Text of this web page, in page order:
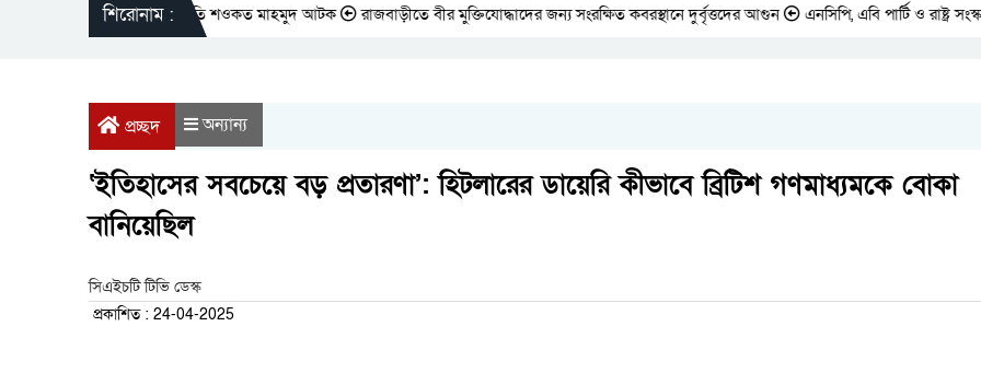
শিরোনাম :
সাবেক সভাপতি শওকত মাহমুদ আটক রাজবাড়ীতে বীর মুক্তিযোদ্ধাদের জন্য সংরক্ষিত কবরস্থানে দুর্বৃত্তদের আগুন এনসিপি, এবি পার্টি ও রাষ্ট্র সংস্কার
প্রচ্ছদ অন্যান্য
‘ইতিহাসের সবচেয়ে বড় প্রতারণা’: হিটলারের ডায়েরি কীভাবে ব্রিটিশ গণমাধ্যমকে বোকা
বানিয়েছিল
সিএইচটি টিভি ডেস্ক
প্রকাশিত : 24-04-2025